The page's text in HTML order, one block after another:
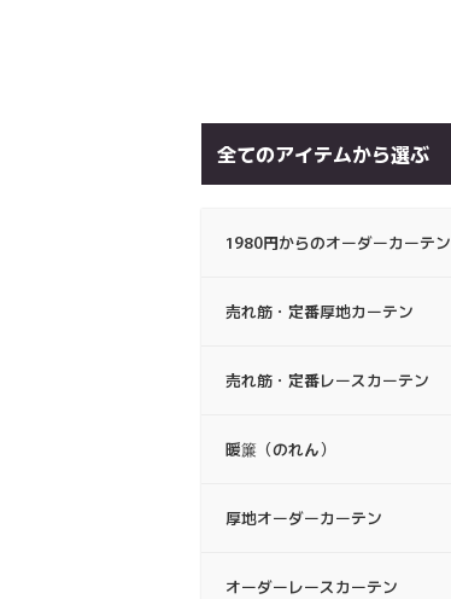
全てのアイテムから選ぶ
1980円からのオーダーカーテン
売れ筋・定番厚地カーテン
売れ筋・定番レースカーテン
暖簾（のれん）
厚地オーダーカーテン
オーダーレースカーテン